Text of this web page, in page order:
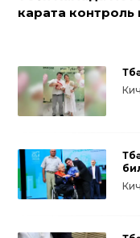
карата контроль